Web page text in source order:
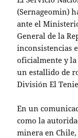
(Sernageomin)
ante el
General de la
inconsistencias
oficialmente y
un estallido de
División El
En un
como la
minera en